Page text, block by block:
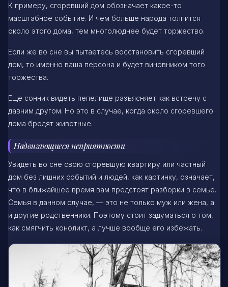
К примеру, сгоревший дом обозначает какое-то
масштабное событие. И чем больше народа толпится
около этого дома, тем многолюднее будет торжество.
Если же во сне вы пытаетесь восстановить сгоревший
дом, то именно ваша персона и будет виновником того
торжества.
Еще сонник видеть пепелище разъясняет как встречу с
давним другом. Но это в случае, когда около сгоревшего
дома бродят животные.
Надвигающиеся неприятности
Увидеть во сне свою сгоревшую квартиру или частный
дом без лишних событий и людей, как картинку, означает,
что в ближайшее время вам предстоят разборки в семье.
Семья в данном случае, — это не только муж или жена, а
и другие родственники. Поэтому стоит задуматься о том,
как смягчить конфликт, а лучше вообще его избежать.